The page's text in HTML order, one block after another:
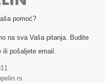
pomoć?
na sva Vaša pitanja. Budite
ili pošaljete email.